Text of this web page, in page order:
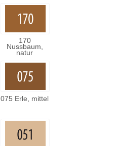
170
Nussbaum,
natur
075 Erle, mittel